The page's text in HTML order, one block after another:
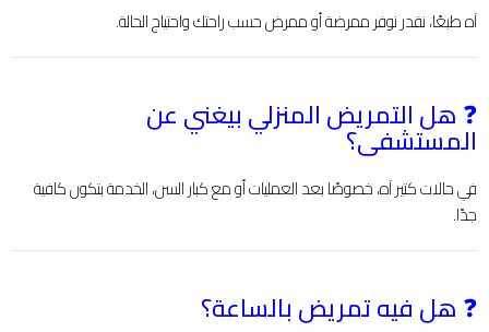
آه طبعًا، نقدر نوفر ممرضة أو ممرض حسب راحتك واحتياج الحالة.
❓هل التمريض المنزلي بيغني عن
المستشفى؟
في حالات كتير آه، خصوصًا بعد العمليات أو مع كبار السن، الخدمة بتكون كافية
جدًا.
❓هل فيه تمريض بالساعة؟